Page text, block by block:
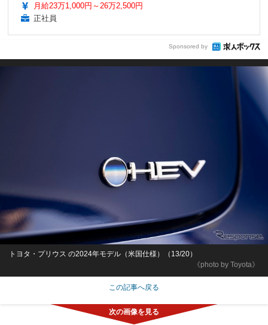
月給23万1,000円～26万2,500円
正社員
Sponsored by
《photo by Toyota》
トヨタ・プリウス の2024年モデル（米国仕様）（13/20）
この記事へ戻る